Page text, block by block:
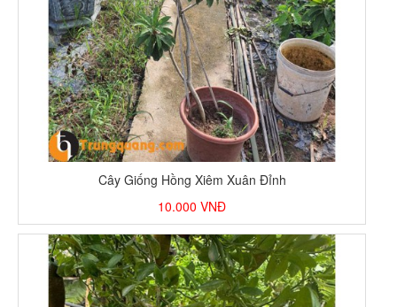
Cây Giống Hồng Xiêm Xuân Đỉnh
10.000 VNĐ